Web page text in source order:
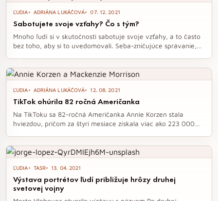
horolezeckých expedíciách. Tento jedinečný dokument
ponúka divákom nielen dobrodružstvo, ale aj hlboké
zamyslenie nad hodnotou a uznaním tých, ktorí sa podieľajú
na dosahovaní nemožného.
ĽUDIA ADRIÁNA LUKÁČOVÁ 07. 12. 2021
Sabotujete svoje vzťahy? Čo s tým?
Mnoho ľudí si v skutočnosti sabotuje svoje vzťahy, a to často
bez toho, aby si to uvedomovali. Seba-zničujúce správanie,
zdravé medziľudské vzťahy?
ĽUDIA ADRIÁNA LUKÁČOVÁ 12. 08. 2021
TikTok ohúrila 82 ročná Američanka
Na TikToku sa 82-ročná Američanka Annie Korzen stala
hviezdou, pričom za štyri mesiace získala viac ako 223 000
radosť, ale aj nové príležitosti. Annie sa nebojí otvoriť aj
vážne témy, pričom jej cieľom je inšpirovať a prinášať
posolstvo zo svojho života.
ĽUDIA TASR 13. 04. 2021
Výstava portrétov ľudí približuje hrôzy druhej
svetovej vojny